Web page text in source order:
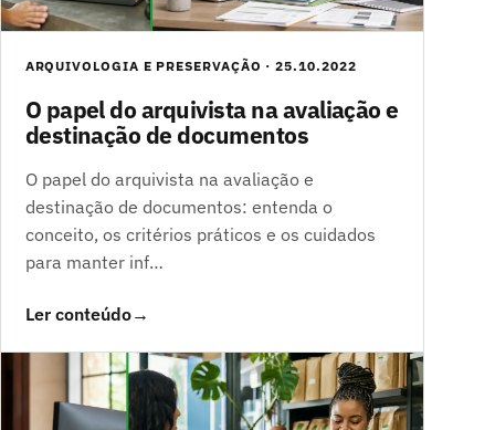
ARQUIVOLOGIA E PRESERVAÇÃO · 25.10.2022
O papel do arquivista na avaliação e
destinação de documentos
O papel do arquivista na avaliação e
destinação de documentos: entenda o
conceito, os critérios práticos e os cuidados
para manter inf…
Ler conteúdo→